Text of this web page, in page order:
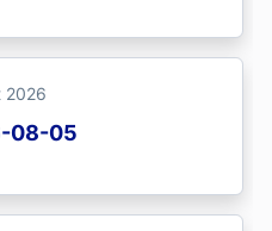
2026
08-05